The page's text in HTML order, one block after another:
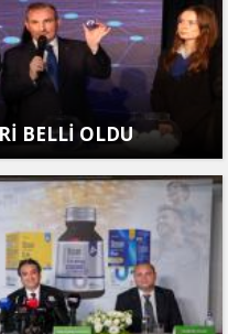
BELLİ OLDU